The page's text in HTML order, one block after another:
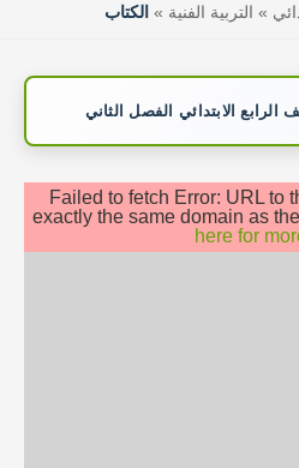
» التربية الفنية » الكتاب
الرابع الابتدائي الفصل الثاني
Failed to fetch Error: URL to
exactly the same domain as
here for